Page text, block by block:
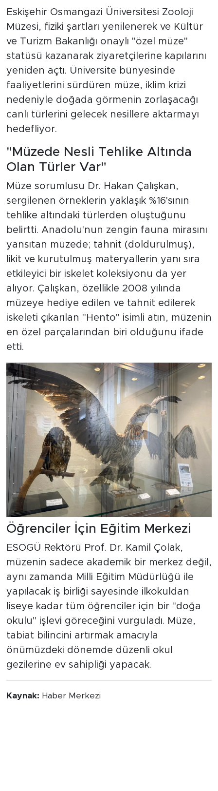
Eskişehir Osmangazi Üniversitesi Zooloji
Müzesi, fiziki şartları yenilenerek ve Kültür
ve Turizm Bakanlığı onaylı "özel müze"
statüsü kazanarak ziyaretçilerine kapılarını
yeniden açtı. Üniversite bünyesinde
faaliyetlerini sürdüren müze, iklim krizi
nedeniyle doğada görmenin zorlaşacağı
canlı türlerini gelecek nesillere aktarmayı
hedefliyor.
"Müzede Nesli Tehlike Altında
Olan Türler Var"
Müze sorumlusu Dr. Hakan Çalışkan,
sergilenen örneklerin yaklaşık %16'sının
tehlike altındaki türlerden oluştuğunu
belirtti. Anadolu'nun zengin fauna mirasını
yansıtan müzede; tahnit (doldurulmuş),
likit ve kurutulmuş materyallerin yanı sıra
etkileyici bir iskelet koleksiyonu da yer
alıyor. Çalışkan, özellikle 2008 yılında
müzeye hediye edilen ve tahnit edilerek
iskeleti çıkarılan "Hento" isimli atın, müzenin
en özel parçalarından biri olduğunu ifade
etti.
Öğrenciler İçin Eğitim Merkezi
ESOGÜ Rektörü Prof. Dr. Kamil Çolak,
müzenin sadece akademik bir merkez değil,
aynı zamanda Milli Eğitim Müdürlüğü ile
yapılacak iş birliği sayesinde ilkokuldan
liseye kadar tüm öğrenciler için bir "doğa
okulu" işlevi göreceğini vurguladı. Müze,
tabiat bilincini artırmak amacıyla
önümüzdeki dönemde düzenli okul
gezilerine ev sahipliği yapacak.
Kaynak: Haber Merkezi